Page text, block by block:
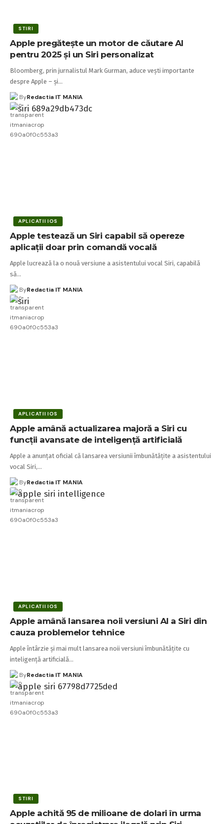
STIRI
Apple pregătește un motor de căutare AI
pentru 2025 și un Siri personalizat
Bloomberg, prin jurnalistul Mark Gurman, aduce vești importante
despre Apple – și…
ByRedactia IT MANIA
APLICATII IOS
Apple testează un Siri capabil să opereze
aplicații doar prin comandă vocală
Apple lucrează la o nouă versiune a asistentului vocal Siri, capabilă
să…
ByRedactia IT MANIA
APLICATII IOS
Apple amână actualizarea majoră a Siri cu
funcții avansate de inteligență artificială
Apple a anunțat oficial că lansarea versiunii îmbunătățite a asistentului
vocal Siri,…
ByRedactia IT MANIA
APLICATII IOS
Apple amână lansarea noii versiuni AI a Siri din
cauza problemelor tehnice
Apple întârzie și mai mult lansarea noii versiuni îmbunătățite cu
inteligență artificială…
ByRedactia IT MANIA
STIRI
Apple achită 95 de milioane de dolari în urma